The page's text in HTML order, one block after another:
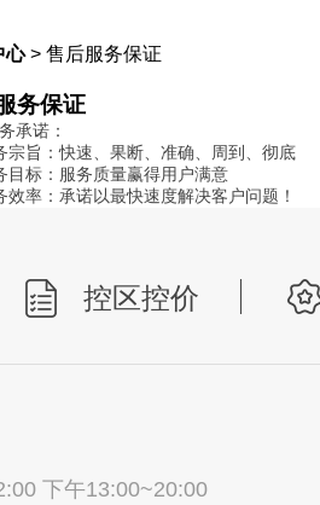
心 > 售后服务保证
务保证
承诺：
宗旨：快速、果断、准确、周到、彻底
目标：服务质量赢得用户满意
效率：承诺以最快速度解决客户问题！
控区控价
下午13:00~20:00